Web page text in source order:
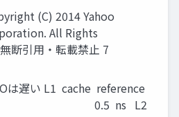
(C) 2014 Yahoo
All Rights
断引用・転載禁止 7
は遅い L1 cache reference
ns L2